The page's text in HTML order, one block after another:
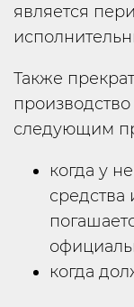
является
Также
следующим
когда у
средства
когда